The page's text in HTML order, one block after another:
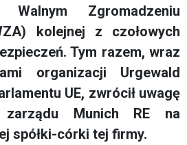
Zgromadzeniu
kolejnej z czołowych
Tym razem, wraz
organizacji Urgewald
UE, zwrócił uwagę
Munich RE na
spółki-córki tej firmy.